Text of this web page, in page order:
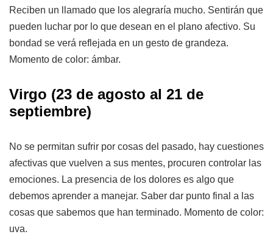
Reciben un llamado que los alegraría mucho. Sentirán que
pueden luchar por lo que desean en el plano afectivo. Su
bondad se verá reflejada en un gesto de grandeza.
Momento de color: ámbar.
Virgo (23 de agosto al 21 de
septiembre)
No se permitan sufrir por cosas del pasado, hay cuestiones
afectivas que vuelven a sus mentes, procuren controlar las
emociones. La presencia de los dolores es algo que
debemos aprender a manejar. Saber dar punto final a las
cosas que sabemos que han terminado. Momento de color:
uva.